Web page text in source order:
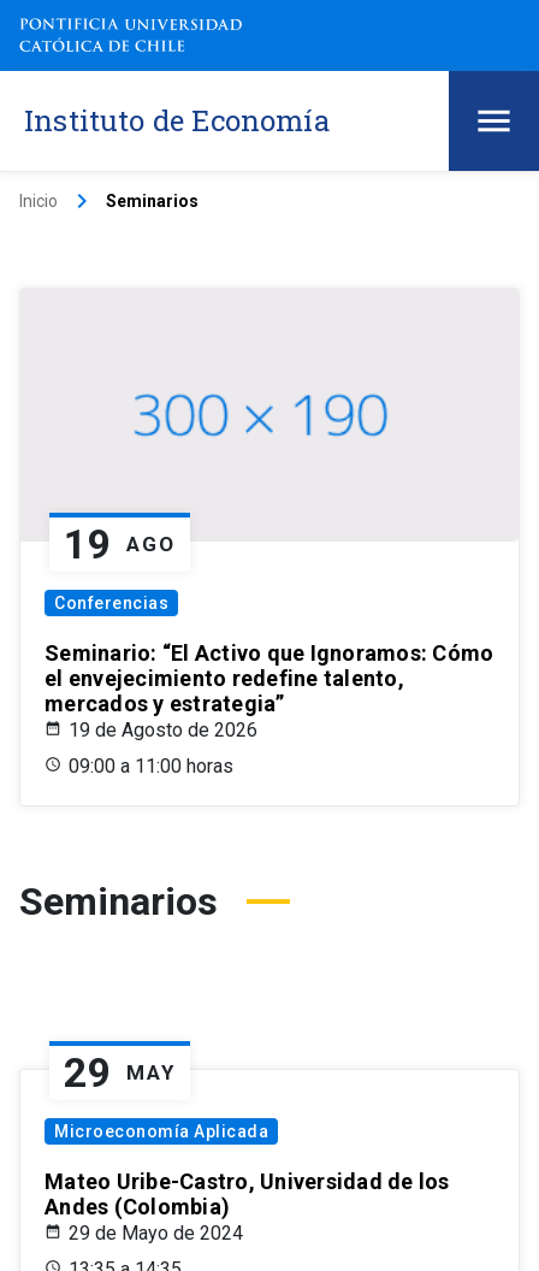
Instituto de Economía
Inicio keyboard_arrow_right Seminarios
19 AGO
Conferencias
Seminario: “El Activo que Ignoramos: Cómo
el envejecimiento redefine talento,
mercados y estrategia”
19 de Agosto de 2026
09:00 a 11:00 horas
Seminarios
29 MAY
Microeconomía Aplicada
Mateo Uribe-Castro, Universidad de los
Andes (Colombia)
29 de Mayo de 2024